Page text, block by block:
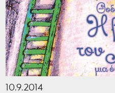
10.9.2014